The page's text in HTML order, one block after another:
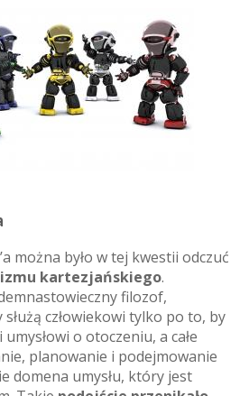
można było w tej kwestii odczuć
kartezjańskiego.
filozof,
służą człowiekowi tylko po to, by
o otoczeniu, a całe
planowanie i podejmowanie
domena umysłu, który jest